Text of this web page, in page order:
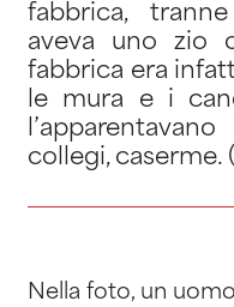
fabbrica,
aveva uno zio
fabbrica era
le mura e i
collegi, caserme.
Nella foto, un